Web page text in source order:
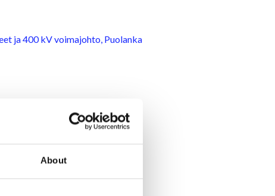
About
ja 400 kV voimajohto, Puolanka